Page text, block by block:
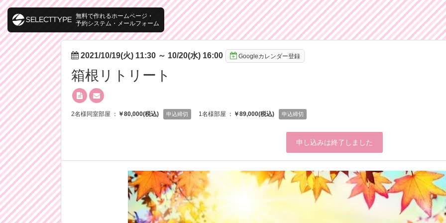
2021/10/19(火) 11:30 ～ 10/20(水) 16:00 Googleカレンダー登録
箱根リトリート
2名様同室部屋 ： ￥80,000(税込) 申込締切 1名様部屋 ： ￥89,000(税込) 申込締切
申し込みは終了しました
無料で作れるホームページ・
予約システム・メールフォーム